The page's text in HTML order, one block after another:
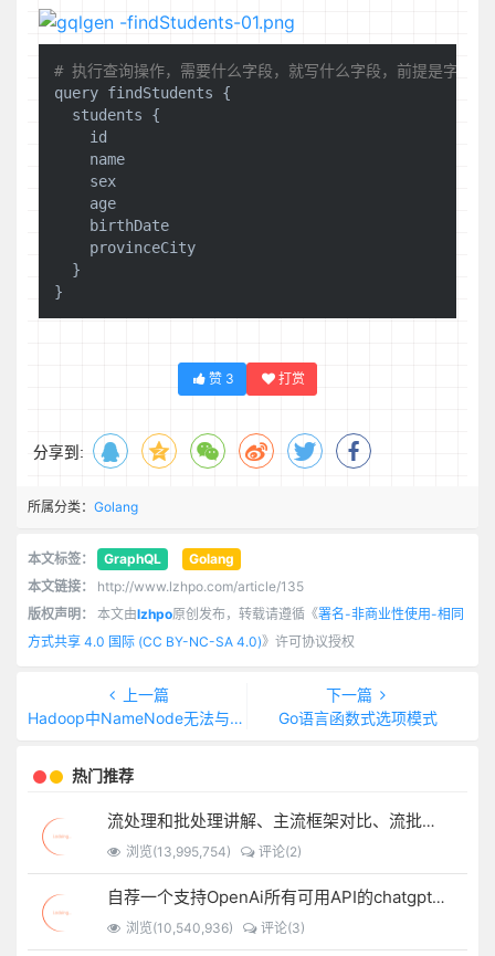
# 执行查询操作，需要什么字段，就写什么字段，前提是字段有
query findStudents {
  students {
id
    name
    sex
    age
    birthDate
    provinceCity
  }
赞 3 打赏
分享到:
所属分类： Golang
本文标签： GraphQL
Golang
本文链接：
http://www.lzhpo.com/article/135
版权声明：
本文由lzhpo原创发布，转载请遵循《署名-非商业性使用-相同
方式共享 4.0 国际 (CC BY-NC-SA 4.0)》许可协议授权
上一篇
Hadoop中NameNode无法与slave的DataNode通讯
下一篇
Go语言函数式选项模式
热门推荐
流处理和批处理讲解、主流框架对比、流批一体架构
浏览(13,995,754) 评论(2)
自荐一个支持OpenAi所有可用API的chatgpt-spring-boot-starter
浏览(10,540,936) 评论(3)